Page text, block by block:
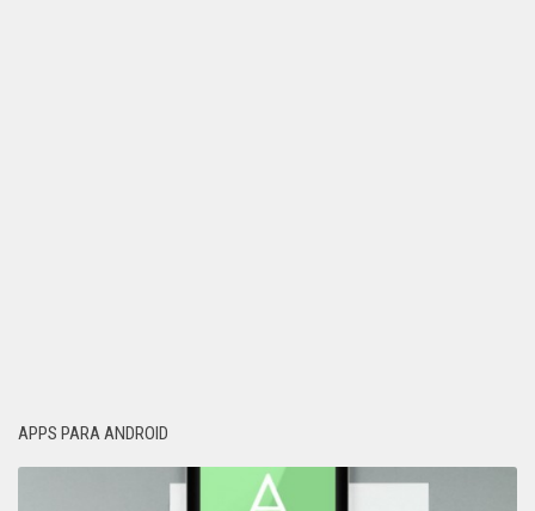
APPS PARA ANDROID